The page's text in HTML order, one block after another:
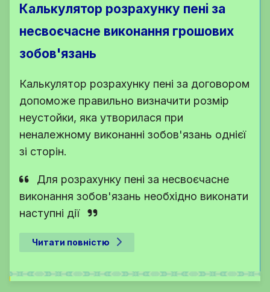
Калькулятор розрахунку пені за
несвоєчасне виконання грошових
зобов'язань
Калькулятор розрахунку пені за договором
допоможе правильно визначити розмір
неустойки, яка утворилася при
неналежному виконанні зобов'язань однієї
зі сторін.
Для розрахунку пені за несвоєчасне
виконання зобов'язань необхідно виконати
наступні дії
Читати повністю